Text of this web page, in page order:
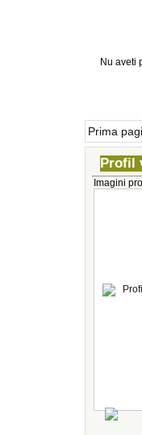
Nu aveti
Prima
Sistem
Profil
Imagini